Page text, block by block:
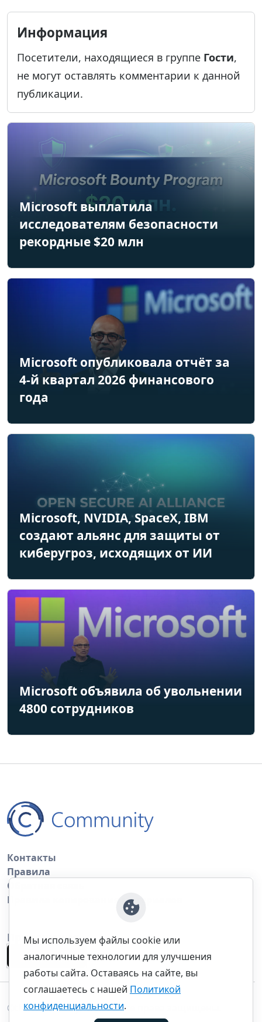
Информация
Посетители, находящиеся в группе Гости,
не могут оставлять комментарии к данной
публикации.
Microsoft выплатила
исследователям безопасности
рекордные $20 млн
Microsoft опубликовала отчёт за
4-й квартал 2026 финансового
года
Microsoft, NVIDIA, SpaceX, IBM
создают альянс для защиты от
киберугроз, исходящих от ИИ
Microsoft объявила об увольнении
4800 сотрудников
Контакты
Правила
Обратная связь
Правила копирования материалов
Приложение
©thecommunity.ru 2026. Все права защищены.
Мы используем файлы cookie или
аналогичные технологии для улучшения
работы сайта. Оставаясь на сайте, вы
соглашаетесь с нашей Политикой
конфиденциальности.